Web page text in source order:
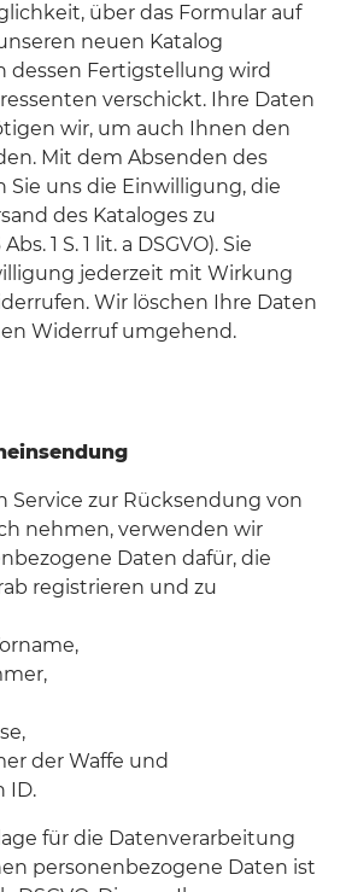
über das Formular auf
neuen Katalog
dessen Fertigstellung wird
verschickt. Ihre Daten
wir, um auch Ihnen den
Mit dem Absenden des
Sie uns die Einwilligung, die
des Kataloges zu
1 S. 1 lit. a DSGVO). Sie
jederzeit mit Wirkung
Wir löschen Ihre Daten
Widerruf umgehend.
Service zur Rücksendung von
nehmen, verwenden wir
Daten dafür, die
registrieren und zu
der Waffe und
ID.
für die Datenverarbeitung
personenbezogene Daten ist